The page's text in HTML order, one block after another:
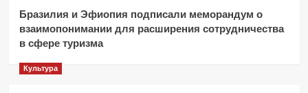
Бразилия и Эфиопия подписали меморандум о
взаимопонимании для расширения сотрудничества
в сфере туризма
Культура